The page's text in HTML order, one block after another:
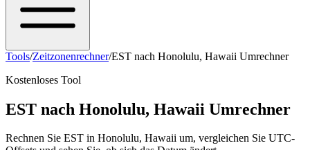
Tools/Zeitzonenrechner/EST nach Honolulu, Hawaii Umrechner
Kostenloses Tool
EST nach Honolulu, Hawaii Umrechner
Rechnen Sie EST in Honolulu, Hawaii um, vergleichen Sie UTC-